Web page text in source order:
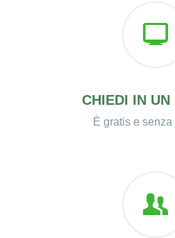
CHIEDI IN UN
È gratis e